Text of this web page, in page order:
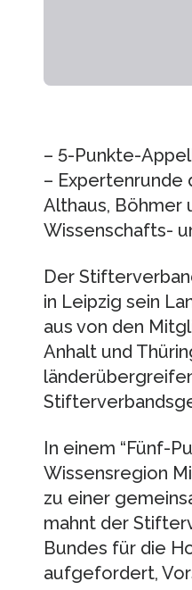
– 5-Punkte-
– Expertenrunde
Althaus, Böhmer
Wissenschafts-
Der
in Leipzig sein
aus von den
Anhalt und
In einem “Fünf-
Wissensregion
zu einer
mahnt der
Bundes für die
aufgefordert,